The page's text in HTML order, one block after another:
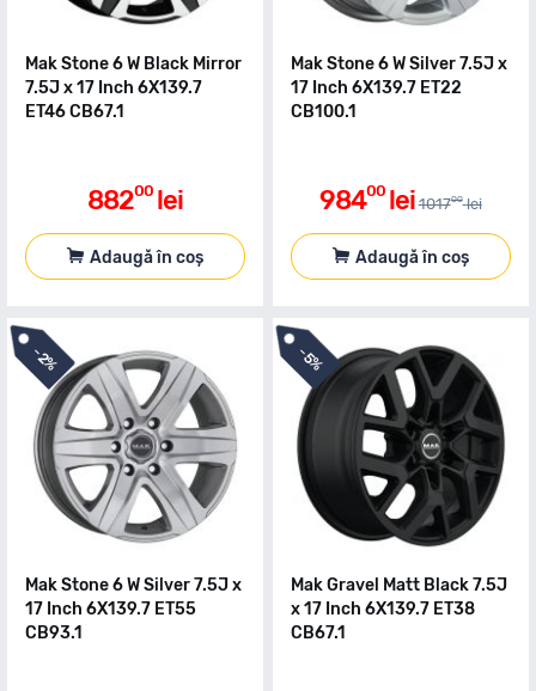
Mak Stone 6 W Black Mirror
7.5J x 17 Inch 6X139.7
ET46 CB67.1
88200 lei
Adaugă în coș
Mak Stone 6 W Silver 7.5J x
17 Inch 6X139.7 ET22
CB100.1
98400 lei 101700 lei
Adaugă în coș
-
2%
Mak Stone 6 W Silver 7.5J x
17 Inch 6X139.7 ET55
CB93.1
-
5%
Mak Gravel Matt Black 7.5J
x 17 Inch 6X139.7 ET38
CB67.1